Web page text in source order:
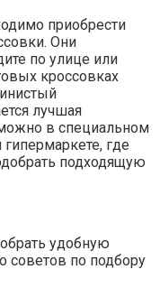
приобрести
Они
по улице или
кроссовках
лучшая
в специальном
где
подходящую
удобную
советов по подбору